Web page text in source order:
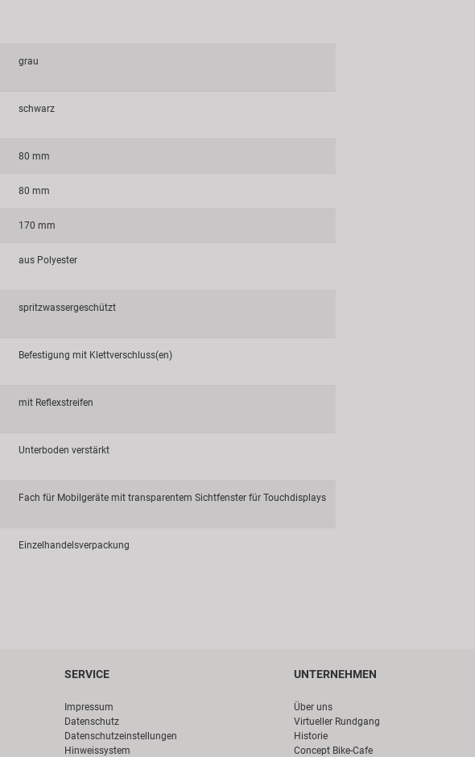
grau
schwarz
80 mm
80 mm
170 mm
aus Polyester
spritzwassergeschützt
Befestigung mit Klettverschluss(en)
mit Reflexstreifen
Unterboden verstärkt
Fach für Mobilgeräte mit transparentem Sichtfenster für Touchdisplays
Einzelhandelsverpackung
SERVICE
Impressum
Datenschutz
Datenschutzeinstellungen
Hinweissystem
UNTERNEHMEN
Über uns
Virtueller Rundgang
Historie
Concept Bike-Cafe